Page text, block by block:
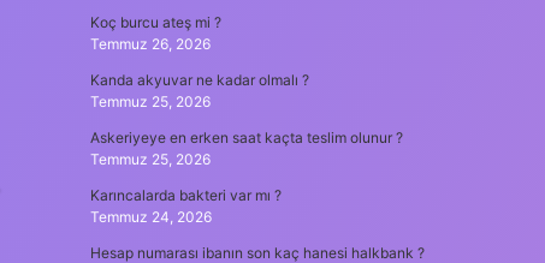
Koç burcu ateş mi ?
Temmuz 26, 2026
Kanda akyuvar ne kadar olmalı ?
Temmuz 25, 2026
Askeriyeye en erken saat kaçta teslim olunur ?
Temmuz 25, 2026
Karıncalarda bakteri var mı ?
Temmuz 24, 2026
Hesap numarası ibanın son kaç hanesi halkbank ?